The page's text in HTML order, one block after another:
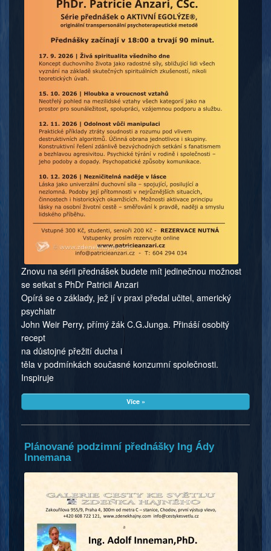
Znovu na sérii přednášek budete mít jedinečnou možnost
se setkat s PhDr Patricii Anzari
Opírá se o základy, jež jí v praxi předal učitel, americký
psychiatr
John Weir Perry, přímý žák C.G.Junga. Přináší osobitý
recept
na důstojné přežití ducha i
těla v podmínkách současné konzumní společnosti.
Inspiruje
Více »
Plánované podzimní přednášky Ing Ády
Innemana